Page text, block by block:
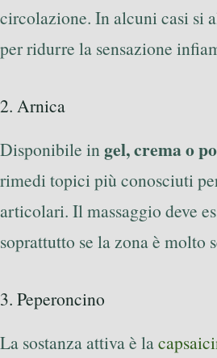
circolazione. In alcuni casi si
per ridurre la sensazione
2. Arnica
Disponibile ingel, crema o
rimedi topici più conosciuti
articolari. Il massaggio deve
soprattutto se la zona è molto
3. Peperoncino
La sostanza attiva è la